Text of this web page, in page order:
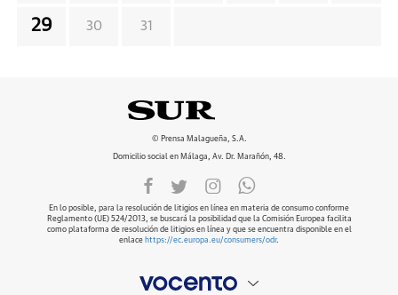
29 30 31
© Prensa Malagueña, S.A.
Domicilio social en Málaga, Av. Dr. Marañón, 48.
En lo posible, para la resolución de litigios en línea en materia de consumo conforme
Reglamento (UE) 524/2013, se buscará la posibilidad que la Comisión Europea facilita
como plataforma de resolución de litigios en línea y que se encuentra disponible en el
enlace https://ec.europa.eu/consumers/odr.